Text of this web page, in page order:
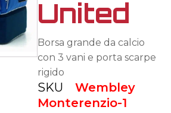
United
Borsa grande da calcio
con 3 vani e porta scarpe
rigido
SKU Wembley
Monterenzio-1